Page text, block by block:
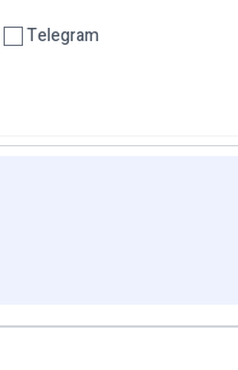
Telegram